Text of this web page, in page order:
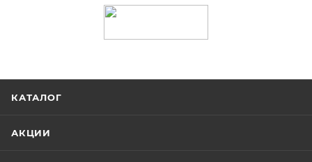
КАТАЛОГ
АКЦИИ